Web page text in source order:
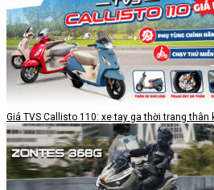
Giá TVS Callisto 110: xe tay ga thời trang thân